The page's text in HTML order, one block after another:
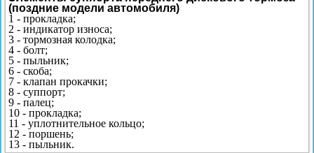
(поздние модели автомобиля)
1 - прокладка;
2 - индикатор износа;
3 - тормозная колодка;
4 - болт;
5 - пыльник;
6 - скоба;
7 - клапан прокачки;
8 - суппорт;
9 - палец;
10 - прокладка;
11 - уплотнительное кольцо;
12 - поршень;
13 - пыльник.